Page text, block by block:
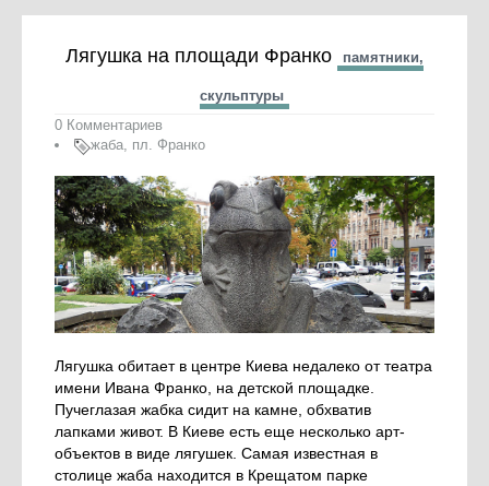
Лягушка на площади Франко памятники,
скульптуры
0 Комментариев
жаба, пл. Франко
Лягушка обитает в центре Киева недалеко от театра
имени Ивана Франко, на детской площадке.
Пучеглазая жабка сидит на камне, обхватив
лапками живот. В Киеве есть еще несколько арт-
объектов в виде лягушек. Самая известная в
столице жаба находится в Крещатом парке